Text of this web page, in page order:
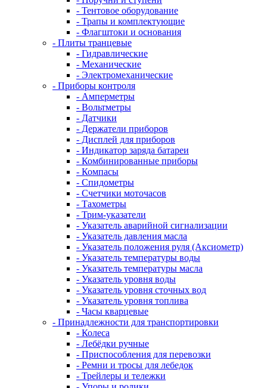
- Тентовое оборудование
- Трапы и комплектующие
- Флагштоки и основания
- Плиты транцевые
- Гидравлические
- Механические
- Электромеханические
- Приборы контроля
- Амперметры
- Вольтметры
- Датчики
- Держатели приборов
- Дисплей для приборов
- Индикатор заряда батареи
- Комбинированные приборы
- Компасы
- Спидометры
- Счетчики моточасов
- Тахометры
- Трим-указатели
- Указатель аварийной сигнализации
- Указатель давления масла
- Указатель положения руля (Аксиометр)
- Указатель температуры воды
- Указатель температуры масла
- Указатель уровня воды
- Указатель уровня сточных вод
- Указатель уровня топлива
- Часы кварцевые
- Принадлежности для транспортировки
- Колеса
- Лебёдки ручные
- Приспособления для перевозки
- Ремни и тросы для лебедок
- Трейлеры и тележки